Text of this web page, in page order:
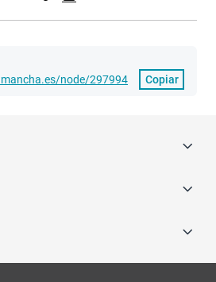
node/297994
Copiar